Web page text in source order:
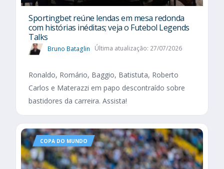
Sportingbet reúne lendas em mesa redonda
com histórias inéditas; veja o Futebol Legends
Talks
Bruno Bataglin Última atualização: 27/07/2026
Ronaldo, Romário, Baggio, Batistuta, Roberto
Carlos e Materazzi em papo descontraído sobre
bastidores da carreira. Assista!
COPA DO MUNDO